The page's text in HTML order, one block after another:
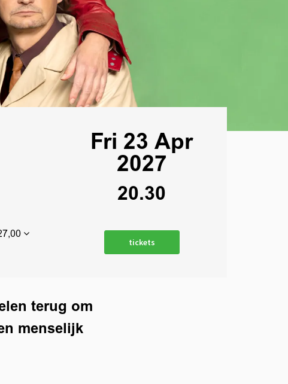
Fri 23 Apr
2027
20.30
tickets
terug om
menselijk